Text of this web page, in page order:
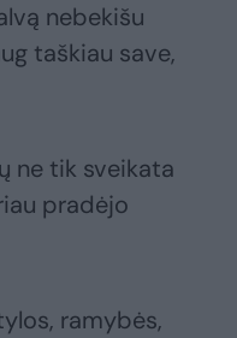
nebekišu
taškiau save,
ne tik sveikata
pradėjo
ramybės,